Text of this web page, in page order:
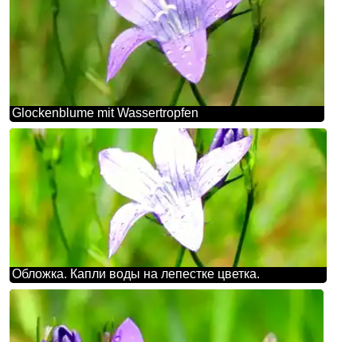
Glockenblume mit Wassertropfen
Обложка. Капли воды на лепестке цветка.